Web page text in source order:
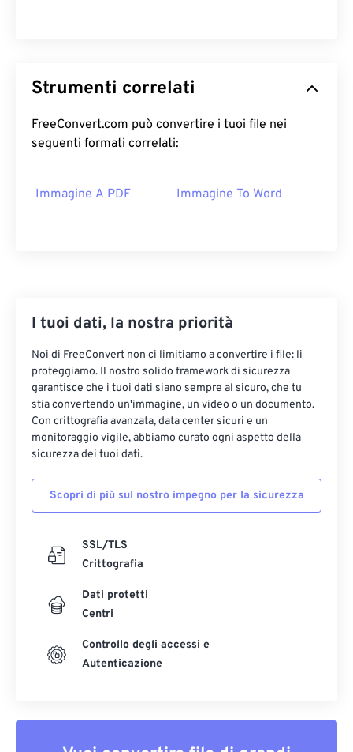
Strumenti correlati
FreeConvert.com può convertire i tuoi file nei
seguenti formati correlati:
Immagine A PDF Immagine To Word
I tuoi dati, la nostra priorità
Noi di FreeConvert non ci limitiamo a convertire i file: li
proteggiamo. Il nostro solido framework di sicurezza
garantisce che i tuoi dati siano sempre al sicuro, che tu
stia convertendo un'immagine, un video o un documento.
Con crittografia avanzata, data center sicuri e un
monitoraggio vigile, abbiamo curato ogni aspetto della
sicurezza dei tuoi dati.
Scopri di più sul nostro impegno per la sicurezza
SSL/TLS
Crittografia
Dati protetti
Centri
Controllo degli accessi e
Autenticazione